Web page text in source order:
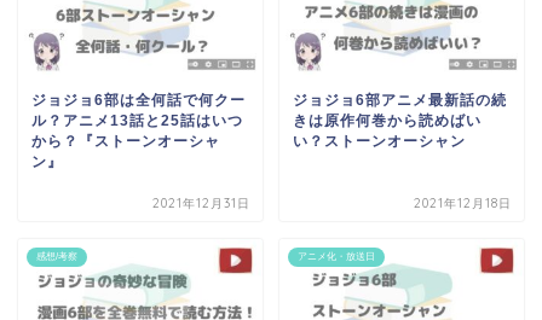
ジョジョ6部は全何話で何クー
ル？アニメ13話と25話はいつ
から？『ストーンオーシャ
ン』
2021年12月31日
ジョジョ6部アニメ最新話の続
きは原作何巻から読めばい
い？ストーンオーシャン
2021年12月18日
感想/考察 アニメ化・放送日